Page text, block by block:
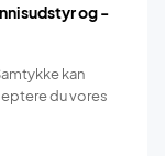
og -
kan
du vores